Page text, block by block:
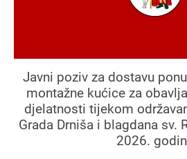
Javni poziv za dostavu
montažne kućice za
djelatnosti tijekom
Grada Drniša i blagdana sv.
2026.